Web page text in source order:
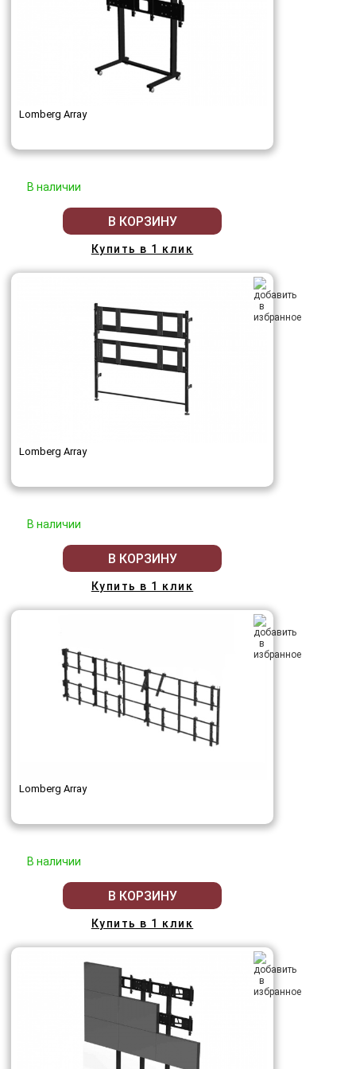
Lomberg Array
В наличии
В КОРЗИНУ
Купить в 1 клик
Lomberg Array
В наличии
В КОРЗИНУ
Купить в 1 клик
Lomberg Array
В наличии
В КОРЗИНУ
Купить в 1 клик